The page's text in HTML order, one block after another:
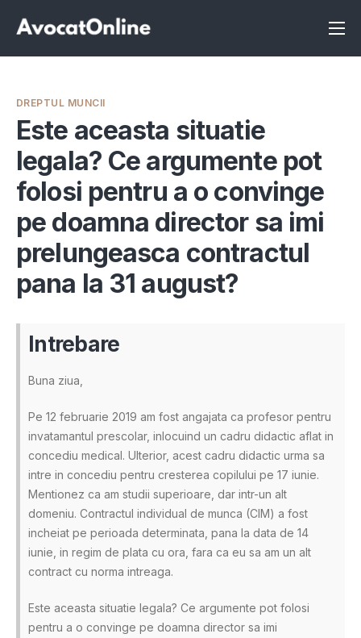
Înscrie-te ca avocat
Servicii
Despre noi
Programeaza consultanta
Intrebari
DREPTUL MUNCII
Este aceasta situatie
legala? Ce argumente pot
folosi pentru a o convinge
pe doamna director sa imi
prelungeasca contractul
pana la 31 august?
Intrebare
Buna ziua,
Pe 12 februarie 2019 am fost angajata ca profesor pentru
invatamantul prescolar, inlocuind un cadru didactic aflat in
concediu medical. Ulterior, acest cadru didactic urma sa
intre in concediu pentru cresterea copilului pe 17 iunie.
Mentionez ca am studii superioare, dar intr-un alt
domeniu. Contractul individual de munca (CIM) a fost
incheiat pe perioada determinata, pana la data de 14
iunie, in regim de plata cu ora, fara ca eu sa am un alt
contract cu norma intreaga.
Este aceasta situatie legala? Ce argumente pot folosi
pentru a o convinge pe doamna director sa imi